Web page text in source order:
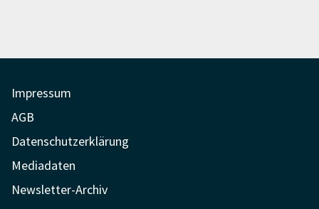
Impressum
AGB
Datenschutzerklärung
Mediadaten
Newsletter-Archiv